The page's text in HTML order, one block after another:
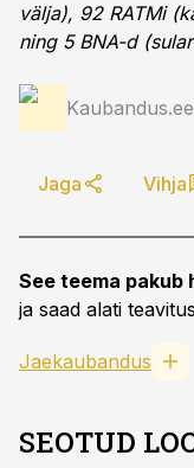
välja), 92 RATMi
ning 5 BNA-d
Kaubandus.ee
Jaga Vihja
See teema pakub
ja saad alati
Jaekaubandus
SEOTUD